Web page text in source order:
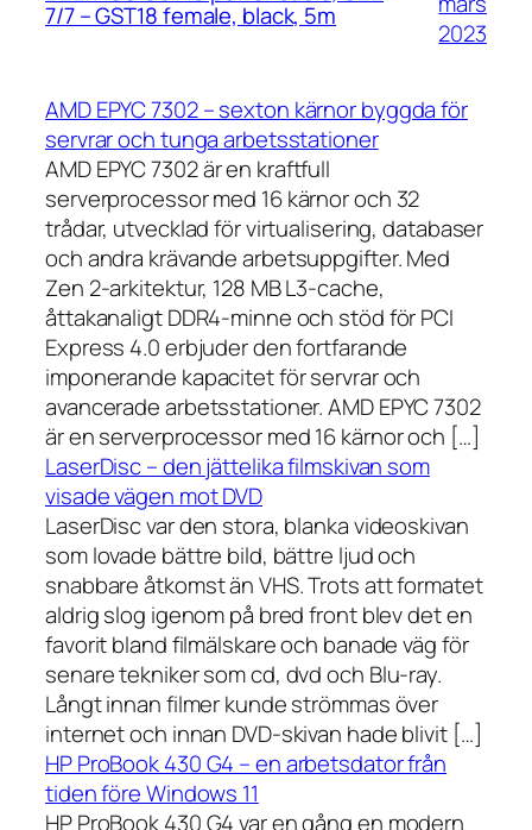
7/7 – GST18 female, black, 5m
2023
AMD EPYC 7302 – sexton kärnor byggda för
servrar och tunga arbetsstationer
AMD EPYC 7302 är en kraftfull
serverprocessor med 16 kärnor och 32
trådar, utvecklad för virtualisering, databaser
och andra krävande arbetsuppgifter. Med
Zen 2-arkitektur, 128 MB L3-cache,
åttakanaligt DDR4-minne och stöd för PCI
Express 4.0 erbjuder den fortfarande
imponerande kapacitet för servrar och
avancerade arbetsstationer. AMD EPYC 7302
är en serverprocessor med 16 kärnor och […]
LaserDisc – den jättelika filmskivan som
visade vägen mot DVD
LaserDisc var den stora, blanka videoskivan
som lovade bättre bild, bättre ljud och
snabbare åtkomst än VHS. Trots att formatet
aldrig slog igenom på bred front blev det en
favorit bland filmälskare och banade väg för
senare tekniker som cd, dvd och Blu-ray.
Långt innan filmer kunde strömmas över
internet och innan DVD-skivan hade blivit […]
HP ProBook 430 G4 – en arbetsdator från
tiden före Windows 11
HP ProBook 430 G4 var en gång en modern